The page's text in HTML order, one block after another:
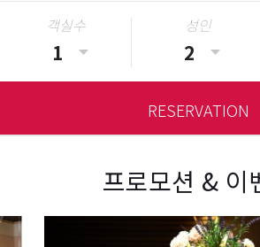
객실수 성인
RESERVATION
프로모션 & 이